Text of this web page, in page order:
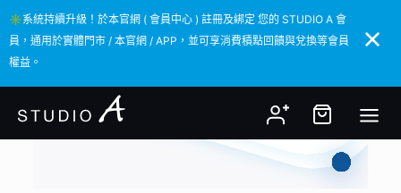
✳️系統持續升級！於本官網 ( 會員中心 ) 註冊及綁定 您的 STUDIO A 會
員，通用於實體門市 / 本官網 / APP，並可享消費積點回饋與兌換等會員
權益。
✳️系統持續升級！於本官網 ( 會員中心 ) 註冊及綁定 您的 STUDIO A 會
員，通用於實體門市 / 本官網 / APP，並可享消費積點回饋與兌換等會員
權益。